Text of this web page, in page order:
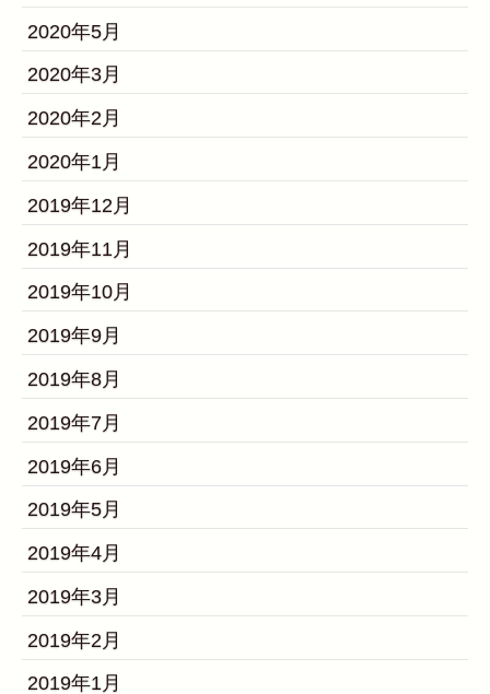
2020年5月
2020年3月
2020年2月
2020年1月
2019年12月
2019年11月
2019年10月
2019年9月
2019年8月
2019年7月
2019年6月
2019年5月
2019年4月
2019年3月
2019年2月
2019年1月